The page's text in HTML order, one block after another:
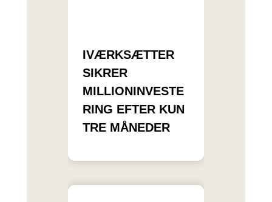
IVÆRKSÆTTER
SIKRER
MILLIONINVESTE
RING EFTER KUN
TRE MÅNEDER